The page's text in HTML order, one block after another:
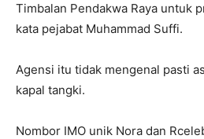
Timbalan Pendakwa Raya untuk
kata pejabat Muhammad Suffi.
Agensi itu tidak mengenal pasti
kapal tangki.
Nombor IMO unik Nora dan